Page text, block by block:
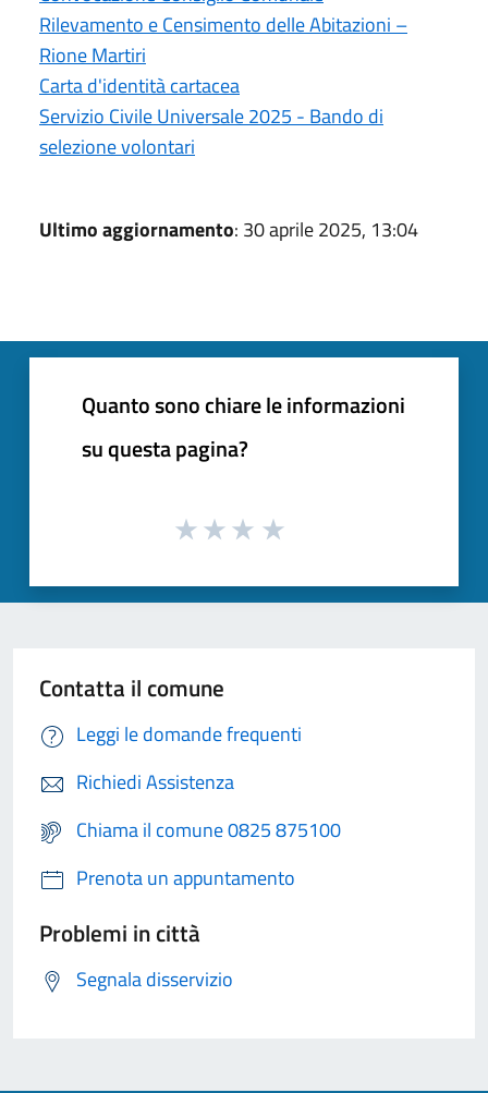
Rilevamento e Censimento delle Abitazioni –
Rione Martiri
Carta d'identità cartacea
Servizio Civile Universale 2025 - Bando di
selezione volontari
Ultimo aggiornamento: 30 aprile 2025, 13:04
Quanto sono chiare le informazioni
su questa pagina?
Contatta il comune
Leggi le domande frequenti
Richiedi Assistenza
Chiama il comune 0825 875100
Prenota un appuntamento
Problemi in città
Segnala disservizio